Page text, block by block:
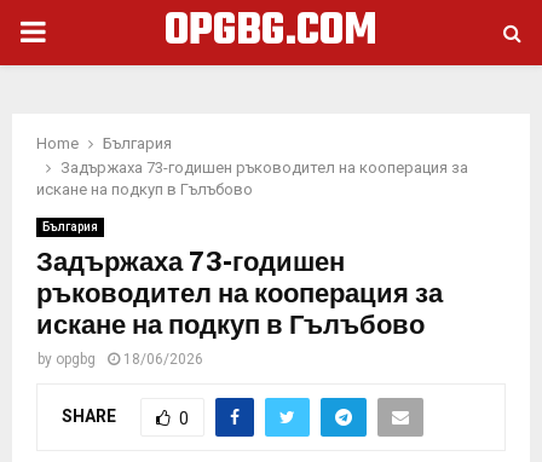
PRIMARY
OPGBG.COM
Home
България
Задържаха 73-годишен ръководител на кооперация за
искане на подкуп в Гълъбово
България
Задържаха 73-годишен
ръководител на кооперация за
искане на подкуп в Гълъбово
by opgbg 18/06/2026
SHARE 0